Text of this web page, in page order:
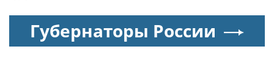
Губернаторы России